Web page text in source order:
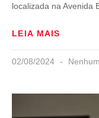
localizada na Avenida
LEIA MAIS
02/08/2024